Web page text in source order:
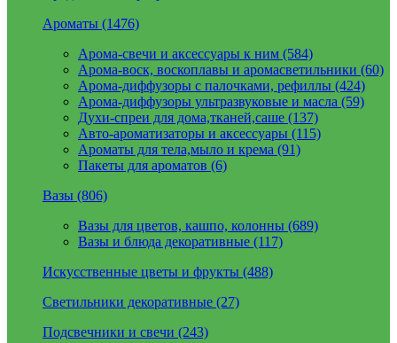
Ароматы (1476)
Арома-свечи и аксессуары к ним (584)
Арома-воск, воскоплавы и аромасветильники (60)
Арома-диффузоры с палочками, рефиллы (424)
Арома-диффузоры ультразвуковые и масла (59)
Духи-спреи для дома,тканей,саше (137)
Авто-ароматизаторы и аксессуары (115)
Ароматы для тела,мыло и крема (91)
Пакеты для ароматов (6)
Вазы (806)
Вазы для цветов, кашпо, колонны (689)
Вазы и блюда декоративные (117)
Искусственные цветы и фрукты (488)
Светильники декоративные (27)
Подсвечники и свечи (243)